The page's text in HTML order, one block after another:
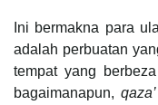
Ini bermakna para
adalah perbuatan
tempat yang
bagaimanapun, qaza’